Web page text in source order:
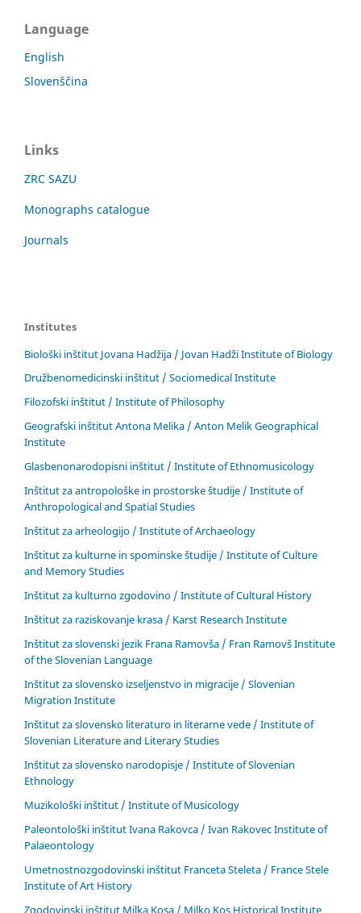
Language
English
Slovenščina
Links
ZRC SAZU
Monographs catalogue
Journals
Institutes
Biološki inštitut Jovana Hadžija / Jovan Hadži Institute of Biology
Družbenomedicinski inštitut / Sociomedical Institute
Filozofski inštitut / Institute of Philosophy
Geografski inštitut Antona Melika / Anton Melik Geographical
Institute
Glasbenonarodopisni inštitut / Institute of Ethnomusicology
Inštitut za antropološke in prostorske študije / Institute of
Anthropological and Spatial Studies
Inštitut za arheologijo / Institute of Archaeology
Inštitut za kulturne in spominske študije / Institute of Culture
and Memory Studies
Inštitut za kulturno zgodovino / Institute of Cultural History
Inštitut za raziskovanje krasa / Karst Research Institute
Inštitut za slovenski jezik Frana Ramovša / Fran Ramovš Institute
of the Slovenian Language
Inštitut za slovensko izseljenstvo in migracije / Slovenian
Migration Institute
Inštitut za slovensko literaturo in literarne vede / Institute of
Slovenian Literature and Literary Studies
Inštitut za slovensko narodopisje / Institute of Slovenian
Ethnology
Muzikološki inštitut / Institute of Musicology
Paleontološki inštitut Ivana Rakovca / Ivan Rakovec Institute of
Palaeontology
Umetnostnozgodovinski inštitut Franceta Steleta / France Stele
Institute of Art History
Zgodovinski inštitut Milka Kosa / Milko Kos Historical Institute